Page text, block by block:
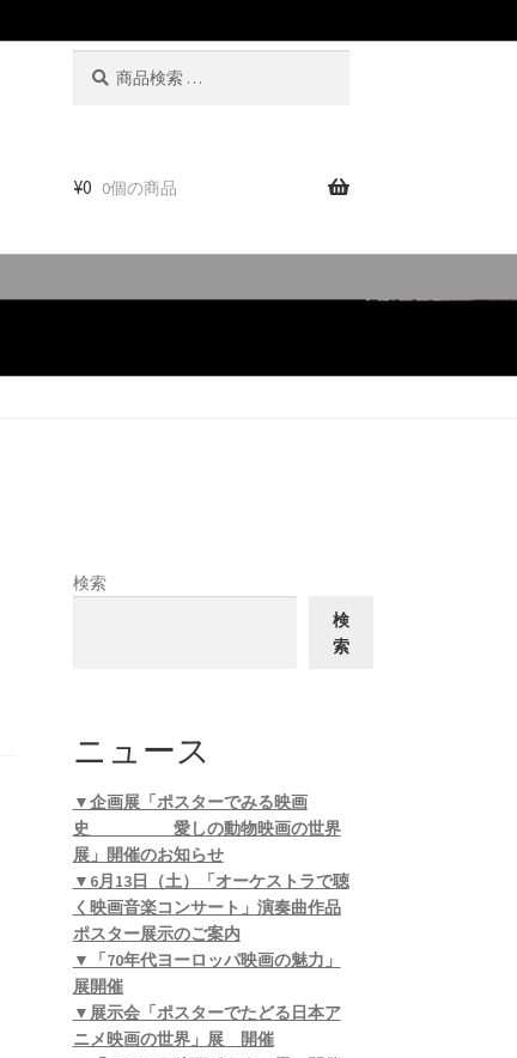
¥0 0個の商品
検索
検
索
ニュース
▼企画展「ポスターでみる映画
史 愛しの動物映画の世界
展」開催のお知らせ
▼6月13日（土）「オーケストラで聴
く映画音楽コンサート」演奏曲作品
ポスター展示のご案内
▼「70年代ヨーロッパ映画の魅力」
展開催
▼展示会「ポスターでたどる日本ア
ニメ映画の世界」展 開催